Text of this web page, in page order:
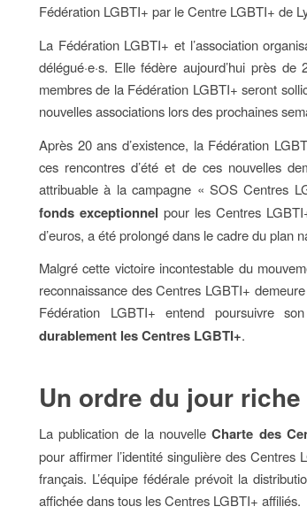
Fédération LGBTI+ par le Centre LGBTI+ de
La Fédération LGBTI+ et l’association
délégué·e·s. Elle fédère aujourd’hui près
membres de la Fédération LGBTI+ seront
nouvelles associations lors des prochaines
Après 20 ans d’existence, la Fédération
ces rencontres d’été et de ces nouvelles
attribuable à la campagne « SOS Centres
fonds exceptionnel pour les Centres
d’euros, a été prolongé dans le cadre du plan
Malgré cette victoire incontestable du
reconnaissance des Centres LGBTI+
Fédération LGBTI+ entend poursuivre
durablement les Centres LGBTI+.
Un ordre du jour riche
La publication de la nouvelleCharte des
pour affirmer l’identité singulière des
français. L’équipe fédérale prévoit la
affichée dans tous les Centres LGBTI+ affiliés.